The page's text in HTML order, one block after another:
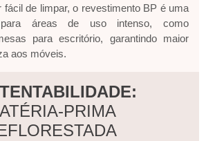
fácil de limpar, o revestimento BP é uma
áreas de uso intenso, como
para escritório, garantindo maior
aos móveis.
PRIMA